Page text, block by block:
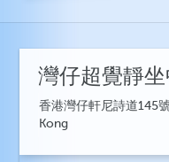
灣仔超覺靜
香港灣仔軒尼詩道145
Kong